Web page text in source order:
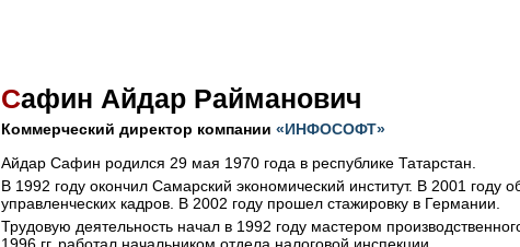
Сафин Айдар Райманович
Коммерческий директор компании «ИНФОСОФТ»
Айдар Сафин родился 29 мая 1970 года в республике Татарстан.
В 1992 году окончил Самарский экономический институт. В 2001 году
управленческих кадров. В 2002 году прошел стажировку в Германии.
Трудовую деятельность начал в 1992 году мастером